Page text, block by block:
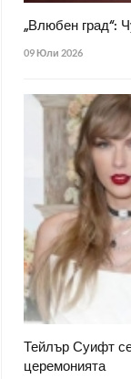
„Влюбен град“:
09 Юли 2026
Тейлър Суифт
церемонията